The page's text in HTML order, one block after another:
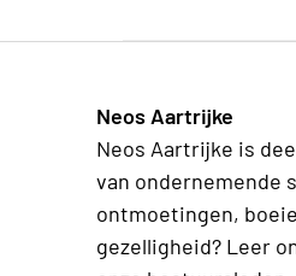
Neos Aartrijke
Neos Aartrijke is
van ondernemende
ontmoetingen,
gezelligheid? Leer